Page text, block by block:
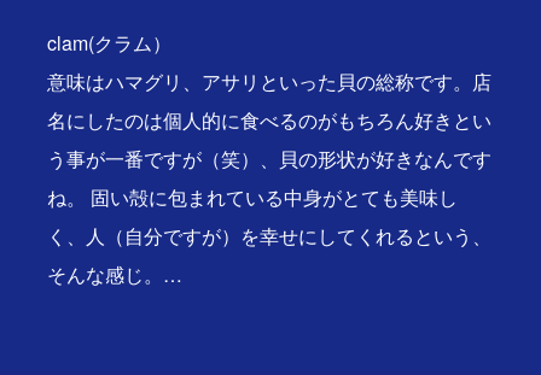
clam(クラム）
意味はハマグリ、アサリといった貝の総称です。店
名にしたのは個人的に食べるのがもちろん好きとい
う事が一番ですが（笑）、貝の形状が好きなんです
ね。 固い殻に包まれている中身がとても美味し
く、人（自分ですが）を幸せにしてくれるという、
そんな感じ。…